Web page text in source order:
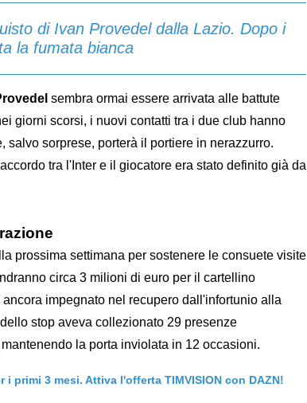
di Ivan Provedel dalla Lazio. Dopo i
la fumata bianca
sembra ormai essere arrivata alle battute
giorni scorsi, i nuovi contatti tra i due club hanno
salvo sorprese, porterà il portiere in nerazzurro.
tra l'Inter e il giocatore era stato definito già da
prossima settimana per sostenere le consuete visite
circa 3 milioni di euro per il cartellino
impegnato nel recupero dall'infortunio alla
stop aveva collezionato 29 presenze
la porta inviolata in 12 occasioni.
i primi 3 mesi. Attiva l'offerta TIMVISION con DAZN!